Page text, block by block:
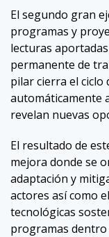
El segundo gran
programas y
lecturas
permanente de
pilar cierra el ciclo
automáticamente
revelan nuevas
El resultado de
mejora donde se
adaptación y
actores así como
tecnológicas
programas